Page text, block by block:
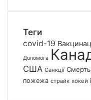
Теги
covid-19
Допомога
США Санкції Смерть
пожежа страйк хокей